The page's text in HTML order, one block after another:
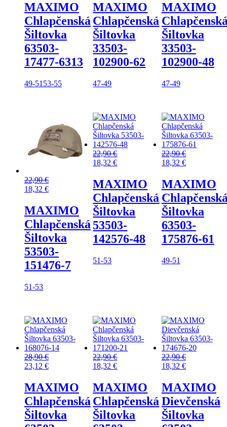
MAXIMO
Chlapčenská
Šiltovka
63503-
17477-6313
49-51 53-55
MAXIMO
Chlapčenská
Šiltovka
33503-
102900-62
47-49
MAXIMO
Šiltovka
33503-
102900-48
47-49
22,90€
18,32 €
MAXIMO
Chlapčenská
Šiltovka
53503-
151476-7
51-53
22,90€
18,32€
MAXIMO
Chlapčenská
Šiltovka
53503-
142576-48
51-53
22,90€
18,32 €
MAXIMO
Šiltovka
63503-
175876-61
49-51
28,90€
23,12 €
MAXIMO
Chlapčenská
Šiltovka
22,90€
18,32€
MAXIMO
Chlapčenská
Šiltovka
22,90€
18,32 €
MAXIMO
Dievčenská
Šiltovka